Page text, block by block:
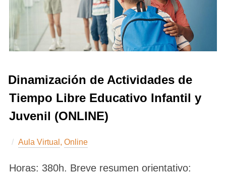
Dinamización de Actividades de
Tiempo Libre Educativo Infantil y
Juvenil (ONLINE)
Aula Virtual , Online
Horas: 380h. Breve resumen orientativo: